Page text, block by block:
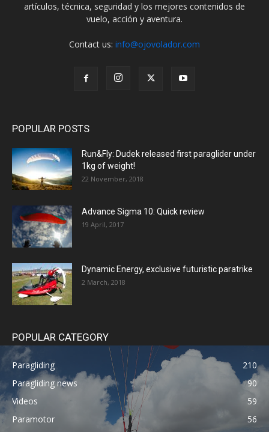
artículos, técnica, seguridad y los mejores contenidos de
vuelo, acción y aventura.
Contact us: info@ojovolador.com
POPULAR POSTS
Run&Fly: Dudek released first paraglider under
1kg of weight!
22 November, 2018
Advance Sigma 10: Quick review
19 April, 2017
Dynamic Energy, exclusive futuristic paratrike
2 March, 2018
POPULAR CATEGORY
Paragliding
210
Paragliding news
90
Videos
59
Paramotor
56